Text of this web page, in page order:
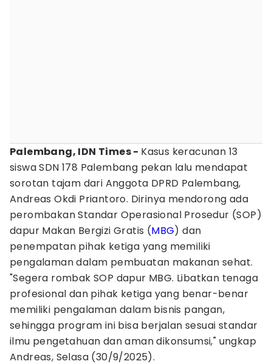
Palembang, IDN Times - Kasus keracunan 13
siswa SDN 178 Palembang pekan lalu mendapat
sorotan tajam dari Anggota DPRD Palembang,
Andreas Okdi Priantoro. Dirinya mendorong ada
perombakan Standar Operasional Prosedur (SOP)
dapur Makan Bergizi Gratis (MBG) dan
penempatan pihak ketiga yang memiliki
pengalaman dalam pembuatan makanan sehat.
"Segera rombak SOP dapur MBG. Libatkan tenaga
profesional dan pihak ketiga yang benar-benar
memiliki pengalaman dalam bisnis pangan,
sehingga program ini bisa berjalan sesuai standar
ilmu pengetahuan dan aman dikonsumsi," ungkap
Andreas, Selasa (30/9/2025).